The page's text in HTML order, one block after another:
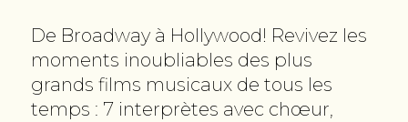
De Broadway à Hollywood! Revivez les
moments inoubliables des plus
grands films musicaux de tous les
temps : 7 interprètes avec chœur,